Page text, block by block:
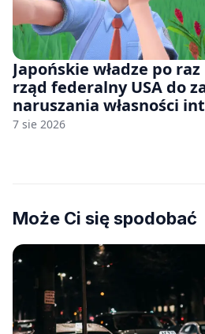
Japońskie władze po
rząd federalny USA do
naruszania własności
japońskich gier i anime
7 sie 2026
Może Ci się spodobać